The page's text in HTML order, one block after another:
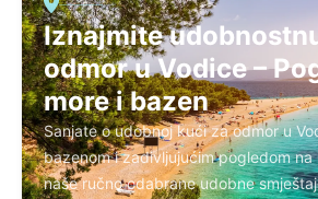
Iznajmite
odmor u Vodice –
more i bazen
Sanjate o udobnoj kući za odmor u
bazenom i zadivljujućim pogledom na
naše ručno odabrane udobne